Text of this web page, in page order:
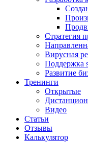
Стратегия
Вирусная
Поддержка
Развитие
Тренинги
Открытые
Видео
Статьи
Отзывы
Калькулятор